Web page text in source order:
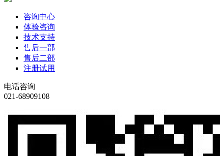
咨询中心
体验咨询
技术支持
售后一部
售后二部
注册试用
电话咨询
021-68909108